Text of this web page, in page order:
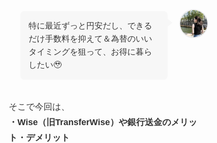
特に最近ずっと円安だし、できる
だけ手数料を抑えて＆為替のいい
タイミングを狙って、お得に暮ら
したい🥹
そこで今回は、
・Wise（旧TransferWise）や銀行送金のメリッ
ト・デメリット